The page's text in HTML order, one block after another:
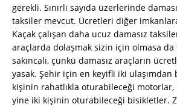
gerekli. Sınırlı sayıda üzerlerinde
taksiler mevcut. Ücretleri diğer
Kaçak çalışan daha ucuz damasız
araçlarda dolaşmak sizin için olmasa
sakıncalı, çünkü damasız araçların
yasak. Şehir için en keyifli iki ulaşımdan
kişinin rahatlıkla oturabileceği motorlar,
yine iki kişinin oturabileceği bisikletler.